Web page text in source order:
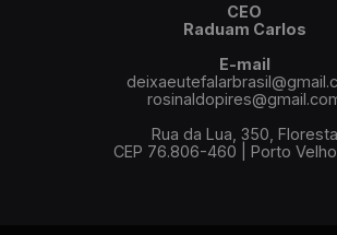
CEO
Raduam Carlos
E-mail
Rua da Lua, 350, Floresta
CEP 76.806-460 | Porto